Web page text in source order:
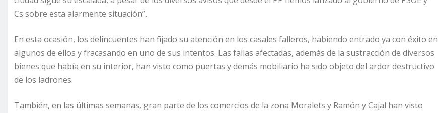
Cs sobre esta alarmente situación”.
En esta ocasión, los delincuentes han fijado su atención en los casales falleros, habiendo entrado ya con éxito en
algunos de ellos y fracasando en uno de sus intentos. Las fallas afectadas, además de la sustracción de diversos
bienes que había en su interior, han visto como puertas y demás mobiliario ha sido objeto del ardor destructivo
de los ladrones.
También, en las últimas semanas, gran parte de los comercios de la zona Moralets y Ramón y Cajal han visto